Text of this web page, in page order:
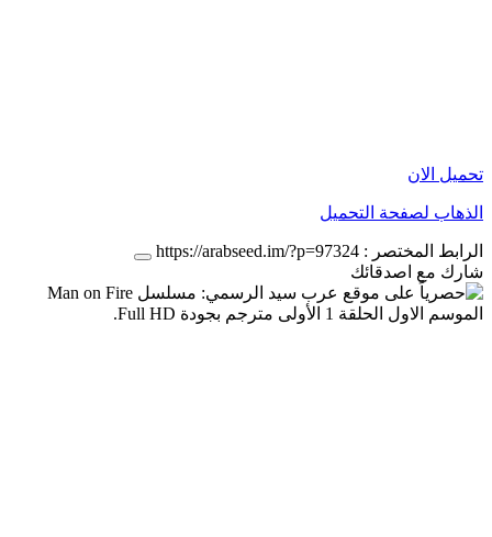
تحميل الان
الذهاب لصفحة التحميل
الرابط المختصر : https://arabseed.im/?p=97324
شارك مع اصدقائك